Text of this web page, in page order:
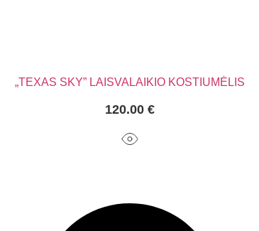
„TEXAS SKY” LAISVALAIKIO KOSTIUMĖLIS
120.00 €